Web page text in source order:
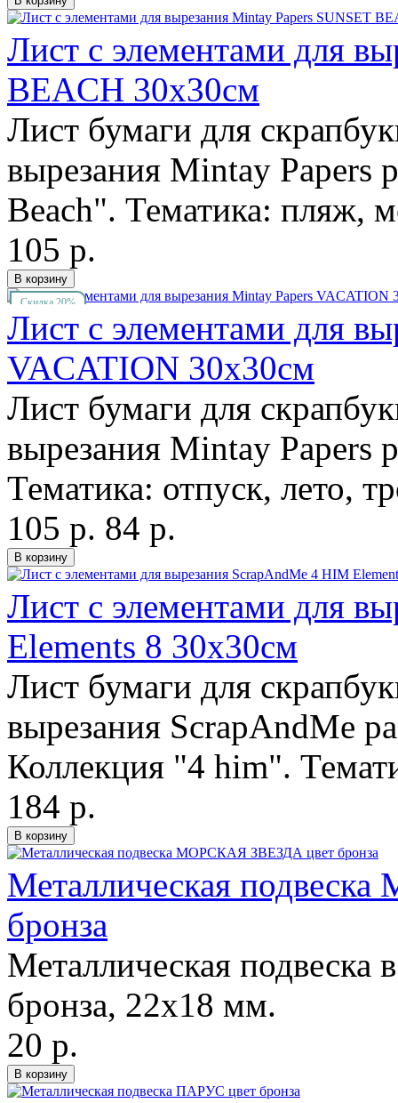
Лист с элементами для
BEACH 30х30см
Лист бумаги для
вырезания Mintay Papers
Beach". Тематика: пляж,
105 р.
Скидка 20%
Лист с элементами для
VACATION 30х30см
Лист бумаги для
вырезания Mintay Papers
Тематика: отпуск, лето,
105 р. 84 р.
Лист с элементами для
Elements 8 30х30см
Лист бумаги для
вырезания ScrapAndMe
Коллекция "4 him".
184 р.
Металлическая
бронза
Металлическая подвеска
бронза, 22х18 мм.
20 р.